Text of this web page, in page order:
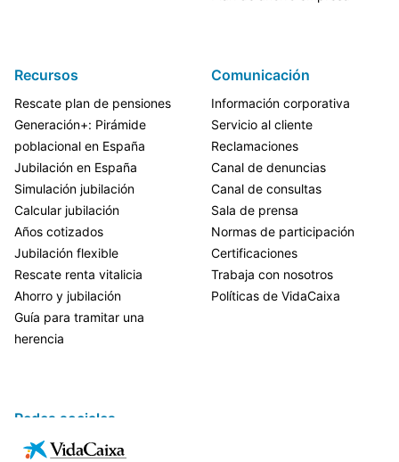
Recursos
Rescate plan de pensiones
Generación+: Pirámide
poblacional en España
Jubilación en España
Simulación jubilación
Calcular jubilación
Años cotizados
Jubilación flexible
Rescate renta vitalicia
Ahorro y jubilación
Guía para tramitar una
herencia
Comunicación
Información corporativa
Servicio al cliente
Reclamaciones
Canal de denuncias
Canal de consultas
Sala de prensa
Normas de participación
Certificaciones
Trabaja con nosotros
Políticas de VidaCaixa
Redes sociales